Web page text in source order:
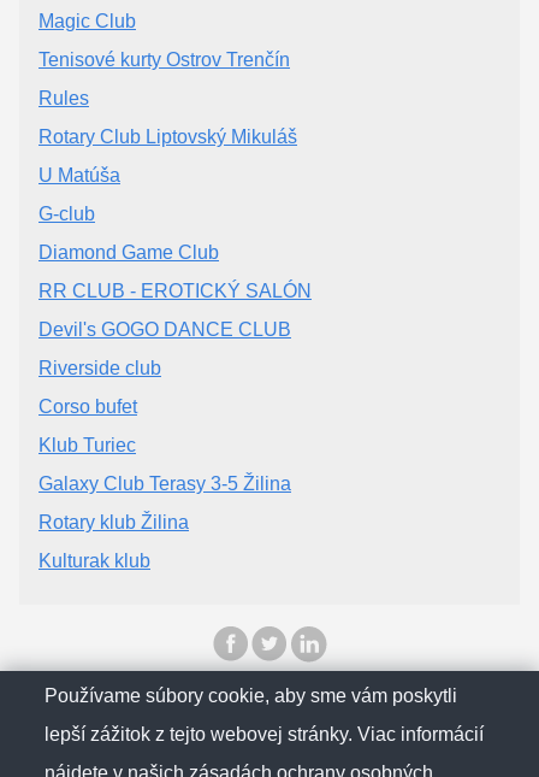
Magic Club
Tenisové kurty Ostrov Trenčín
Rules
Rotary Club Liptovský Mikuláš
U Matúša
G-club
Diamond Game Club
RR CLUB - EROTICKÝ SALÓN
Devil's GOGO DANCE CLUB
Riverside club
Corso bufet
Klub Turiec
Galaxy Club Terasy 3-5 Žilina
Rotary klub Žilina
Kulturak klub
© SlovenskObcan 2025
Používame súbory cookie, aby sme vám poskytli
lepší zážitok z tejto webovej stránky. Viac informácií
nájdete v našich zásadách ochrany osobných